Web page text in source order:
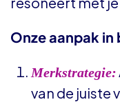
Onze aanpak in
Merkstrategie:
van de juiste